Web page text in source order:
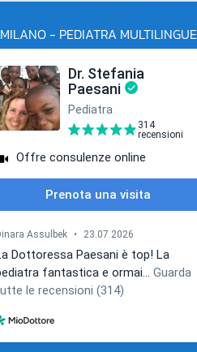
MILANO - PEDIATRA MULTILINGUE